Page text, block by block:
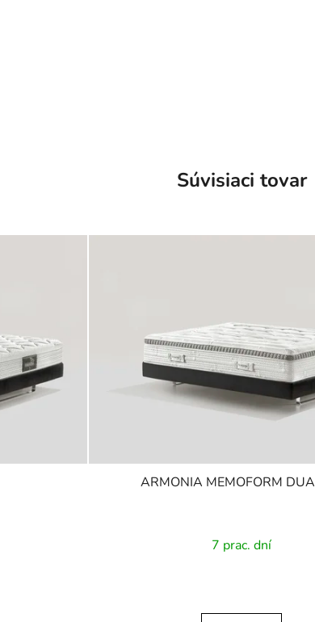
Súvisiaci tovar
ARMONIA MEMOFORM
7 prac. dní